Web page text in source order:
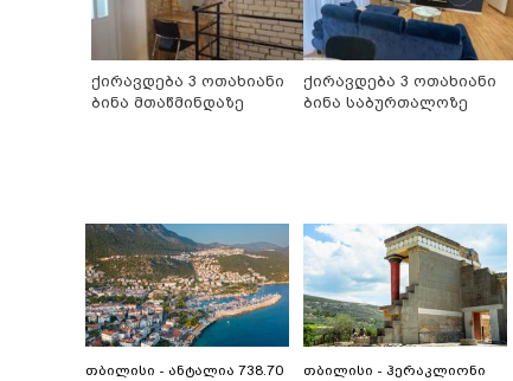
ქირავდება 3 ოთახიანი
ბინა მთაწმინდაზე
ქირავდება 3 ოთახიანი
ბინა საბურთალოზე
თბილისი - ანტალია 738.70
თბილისი - ჰერაკლიონი